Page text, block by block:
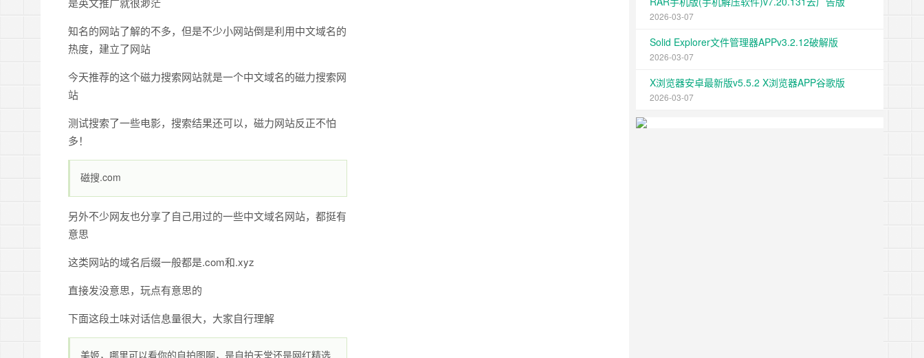
知名的网站了解的不多，但是不少小网站倒是利用中文域名的
热度，建立了网站
今天推荐的这个磁力搜索网站就是一个中文域名的磁力搜索网
站
测试搜索了一些电影，搜索结果还可以，磁力网站反正不怕
多！
磁搜.com
另外不少网友也分享了自己用过的一些中文域名网站，都挺有
意思
这类网站的域名后缀一般都是.com和.xyz
直接发没意思，玩点有意思的
下面这段土味对话信息量很大，大家自行理解
美姬，哪里可以看你的自拍图啊，是自拍天堂还是网红精选
2026-03-07
Solid Explorer文件管理器APPv3.2.12破解版
2026-03-07
X浏览器安卓最新版v5.5.2 X浏览器APP谷歌版
2026-03-07